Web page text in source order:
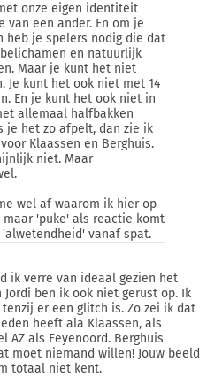
onze eigen identiteit
van een ander. En om je
heb je spelers nodig die dat
en natuurlijk
Maar je kunt het niet
Je kunt het ook niet met 14
En je kunt het ook niet in
allemaal halfbakken
je het zo afpelt, dan zie ik
Klaassen en Berghuis.
niet. Maar
wel af waarom ik hier op
'puke' als reactie komt
vanaf spat.
ik verre van ideaal gezien het
ben ik ook niet gerust op. Ik
er een glitch is. Zo zei ik dat
heeft ala Klaassen, als
AZ als Feyenoord. Berghuis
moet niemand willen! Jouw beeld
totaal niet kent.